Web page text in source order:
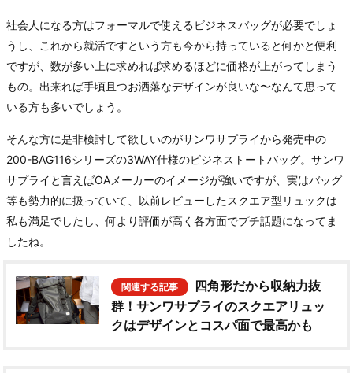
社会人になる方はフォーマルで使えるビジネスバッグが必要でしょ
うし、これから就活ですという方も今から持っていると何かと便利
ですが、数が多い上に求めれば求めるほどに価格が上がってしまう
もの。出来れば手頃且つお洒落なデザインが良いな〜なんて思って
いる方も多いでしょう。
そんな方に是非検討して欲しいのがサンワサプライから発売中の
200-BAG116シリーズの3WAY仕様のビジネストートバッグ。サンワ
サプライと言えばOAメーカーのイメージが強いですが、実はバッグ
等も勢力的に扱っていて、以前レビューしたスクエア型リュックは
私も満足でしたし、何より評価が高く各方面でプチ話題になってま
したね。
四角形だから収納力抜
群！サンワサプライのスクエアリュッ
クはデザインとコスパ面で最高かも